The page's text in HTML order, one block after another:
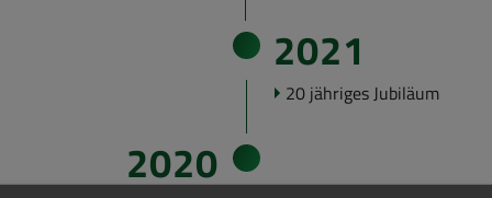
2021
20 jäh­ri­ges Ju­bi­lä­um
2020